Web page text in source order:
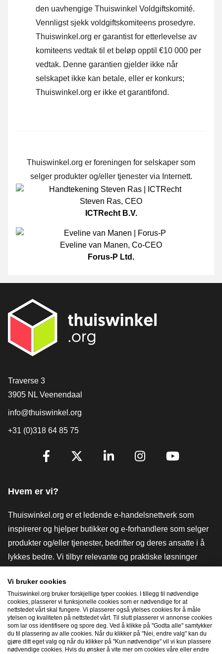
den uavhengige Thuiswinkel Voldgiftskomité.
Vennligst sjekk voldgiftskomiteens prosedyre.
Thuiswinkel.org er garantist for etterlevelse av
komiteens vedtak til et beløp opptil €10 000 per
vedtak. Denne garantien gjelder ikke når
selskapet ikke kan betale, eller er konkurs;
Thuiswinkel.org er ikke et garantifond.
Thuiswinkel.org er foreningen for selskaper som
selger produkter og/eller tjenester via Internett.
Steven Ras, CEO
ICTRecht B.V.
Eveline van Manen, Co-CEO
Forus-P Ltd.
[_General:Contact]
Traverse 3
3905 NL Veenendaal
info@thuiswinkel.org
+31 (0)318 64 85 75
[_General:SocialMediaTitle]
Hvem er vi?
Thuiswinkel.org er et ledende e-handelsnettverk som
inspirerer og hjelper butikker og e-forhandlere som selger
produkter og/eller tjenester, bedrifter og deres ansatte i å
lykkes bedre. Vi tilbyr relevante og praktiske løsninger
verktøy og råd, advokatvirksomhet, markedsundersøkelser,
og har vår egen utdanningsplattform, Thuiswinkel e-
Academy.
Naviger raskt
Vi bruker cookies
Thuiswinkel.org bruker forskjellige typer cookies. I tillegg til nødvendige
cookies, plasserer vi funksjonelle cookies som er nødvendige for at
nettstedet vårt skal fungere. Vi plasserer også ytelses cookies for å måle
ytelsen og kvaliteten på nettstedet vårt. Til slutt plasserer vi annonse cookies
som lar oss identifisere og spore deg. Ved å klikke på "Godta alle" samtykker
du til plassering av alle cookies. Når du klikker på "Nei, endre valg" kan du
gjøre ditt eget valg og når du klikker på "Kun nødvendige" vil vi kun plassere
nødvendige cookies. Hvis du ønsker å vite mer om cookies våre eller endre